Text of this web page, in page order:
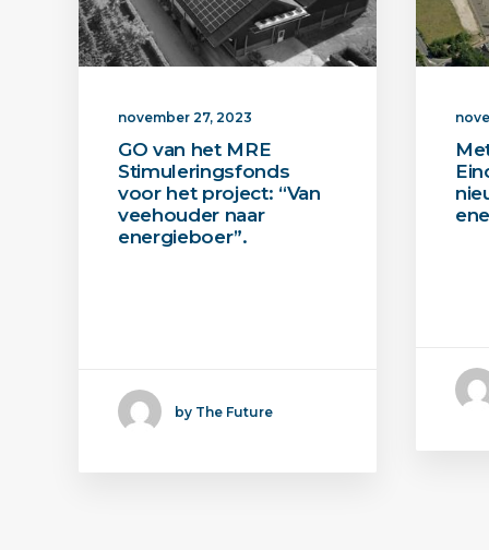
november 27, 2023
GO van het MRE
Stimuleringsfonds
voor het project: “Van
veehouder naar
energieboer”.
by The Future